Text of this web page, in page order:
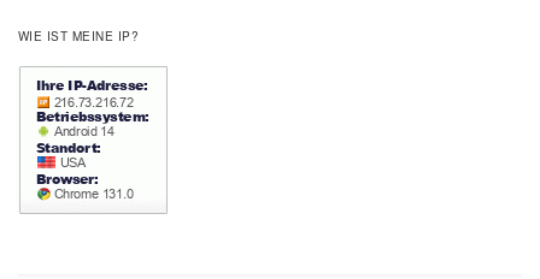
WIE IST MEINE IP?